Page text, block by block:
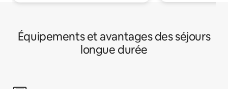
Équipements et avantages des séjours
longue durée